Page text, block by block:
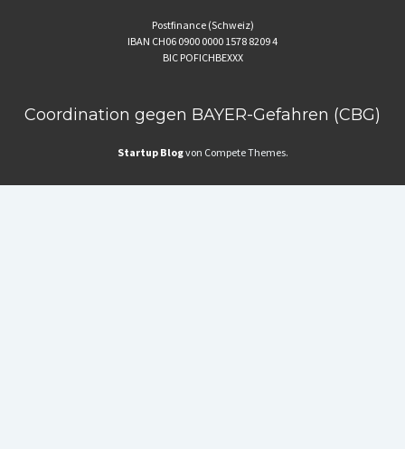
Postfinance (Schweiz)
IBAN CH06 0900 0000 1578 8209 4
BIC POFICHBEXXX
Coordination gegen BAYER-Gefahren (CBG)
Startup Blogvon Compete Themes.